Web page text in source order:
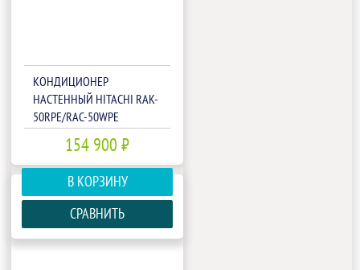
КОНДИЦИОНЕР
НАСТЕННЫЙ HITACHI RAK-
50RPE/RAC-50WPE
154 900 ₽
В КОРЗИНУ
СРАВНИТЬ